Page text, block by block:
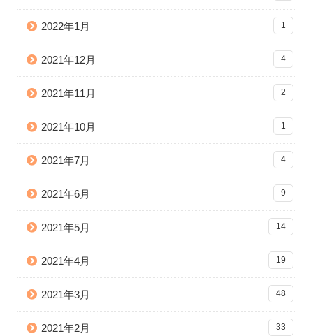
2022年1月 1
2021年12月 4
2021年11月 2
2021年10月 1
2021年7月 4
2021年6月 9
2021年5月 14
2021年4月 19
2021年3月 48
2021年2月 33